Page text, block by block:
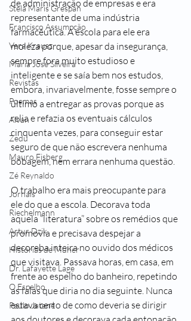
Stela Maris Grespan
Francisco Assumpção
Vera Krausz
Maria José Silveira
Revistas
Poemas
Alvan
Zedu
Mauro Fisberg
Zé Reynaldo
Jornais
Riechelmann
Artur Dzik
Histórias de Muher
Dr. Lafayette Lage
O Espelho
Paulo Jatene
de administração de empresas e era
representante de uma indústria
farmacêutica. A escola para ele era
moleza porque, apesar da insegurança,
sempre fora muito estudioso e
inteligente e se saía bem nos estudos,
embora, invariavelmente, fosse sempre o
último a entregar as provas porque as
relia e refazia os eventuais cálculos
cinquenta vezes, para conseguir estar
seguro de que não escrevera nenhuma
bobagem, nem errara nenhuma questão.
O trabalho era mais preocupante para
ele do que a escola. Decorava toda
aquela “literatura” sobre os remédios que
promovia e precisava despejar a
decoreba inteira no ouvido dos médicos
que visitava. Passava horas, em casa, em
frente ao espelho do banheiro, repetindo
as falas que diria no dia seguinte. Nunca
estava certo de como deveria se dirigir